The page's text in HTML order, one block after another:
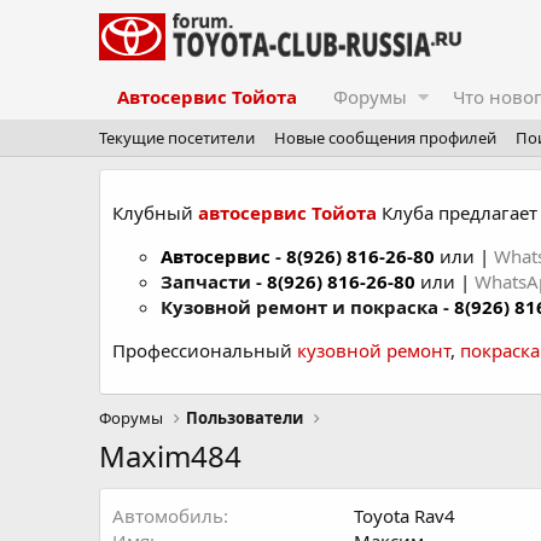
Автосервис Тойота Форумы Что
Текущие посетители Новые сообщения профилей
Клубный автосервис Тойота Клуба
Автосервис - 8(926) 816-26-80 или |
Запчасти - 8(926) 816-26-80 или |
Кузовной ремонт и покраска - 8(926)
Профессиональный кузовной ремонт,
Форумы Пользователи
Maxim484
Автомобиль
Toyota Rav4